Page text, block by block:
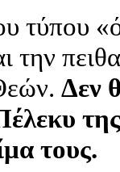
τύπου
την
Δεν
τους.